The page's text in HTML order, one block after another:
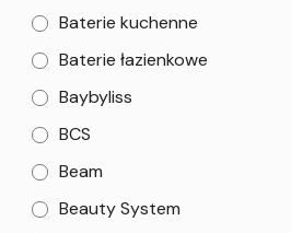
Baterie kuchenne
Baterie łazienkowe
Baybyliss
BCS
Beam
Beauty System